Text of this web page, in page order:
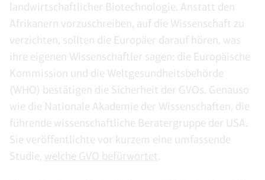
landwirtschaftlicher Biotechnologie. Anstatt den
Afrikanern vorzuschreiben, auf die Wissenschaft zu
verzichten, sollten die Europäer darauf hören, was
ihre eigenen Wissenschaftler sagen: die Europäische
Kommission und die Weltgesundheitsbehörde
(WHO) bestätigen die Sicherheit der GVOs. Genauso
wie die Nationale Akademie der Wissenschaften, die
führende wissenschaftliche Beratergruppe der USA.
Sie veröffentlichte vor kurzem eine umfassende
Studie, welche GVO befürwortet